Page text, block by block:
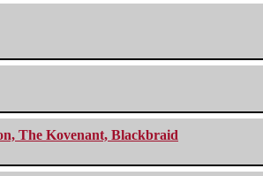
The Kovenant, Blackbraid